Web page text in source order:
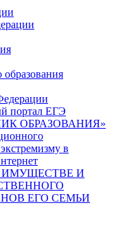
портал ЕГЭ
ОБРАЗОВАНИЯ»
в
ИМУЩЕСТВЕ И
ЕГО СЕМЬИ